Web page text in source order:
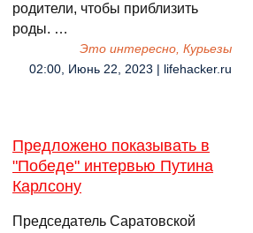
родители, чтобы приблизить
роды. …
Это интересно, Курьезы
02:00, Июнь 22, 2023 | lifehacker.ru
Предложено показывать в
"Победе" интервью Путина
Карлсону
Председатель Саратовской